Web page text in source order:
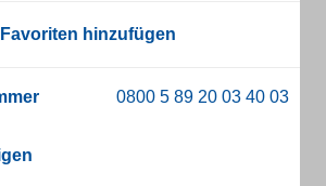
hinzufügen